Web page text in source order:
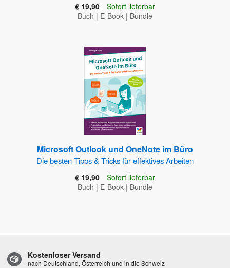
€ 19,90
Sofort lieferbar
Buch | E-Book | Bundle
Microsoft Outlook und OneNote im Büro
Die besten Tipps & Tricks für effektives Arbeiten
€ 19,90
Sofort lieferbar
Buch | E-Book | Bundle
Kostenloser Versand
nach Deutschland, Österreich und in die Schweiz